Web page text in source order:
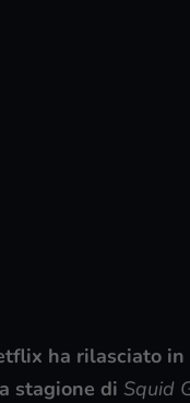
ha rilasciato
stagione di Squid